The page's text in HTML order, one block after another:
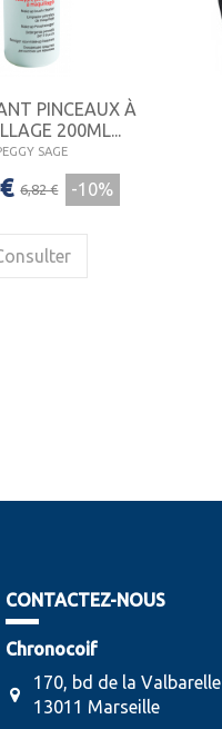
PINCEAUX À
200ML...
SAGE
6,82 € -10%
CONTACTEZ-NOUS
Chronocoif
170, bd de la Valbarelle
13011 Marseille